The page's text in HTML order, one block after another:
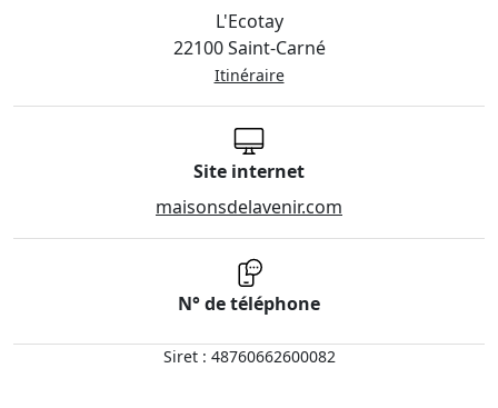
L'Ecotay
22100 Saint-Carné
Itinéraire
Site internet
maisonsdelavenir.com
N° de téléphone
Siret : 48760662600082